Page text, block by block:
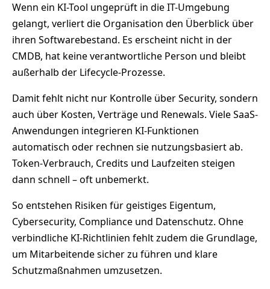
Wenn ein KI-Tool ungeprüft in die IT-Umgebung
gelangt, verliert die Organisation den Überblick über
ihren Softwarebestand. Es erscheint nicht in der
CMDB, hat keine verantwortliche Person und bleibt
außerhalb der Lifecycle-Prozesse.
Damit fehlt nicht nur Kontrolle über Security, sondern
auch über Kosten, Verträge und Renewals. Viele SaaS-
Anwendungen integrieren KI-Funktionen
automatisch oder rechnen sie nutzungsbasiert ab.
Token-Verbrauch, Credits und Laufzeiten steigen
dann schnell – oft unbemerkt.
So entstehen Risiken für geistiges Eigentum,
Cybersecurity, Compliance und Datenschutz. Ohne
verbindliche KI-Richtlinien fehlt zudem die Grundlage,
um Mitarbeitende sicher zu führen und klare
Schutzmaßnahmen umzusetzen.